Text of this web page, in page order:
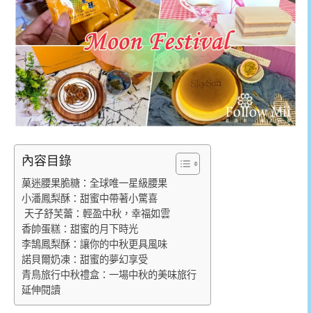
內容目錄
菓迷腰果脆糖：全球唯一星級腰果
小潘鳳梨酥：甜蜜中帶著小驚喜
天子舒芙蕾：輕盈中秋，幸福如雲
香帥蛋糕：甜蜜的月下時光
李鵠鳳梨酥：讓你的中秋更具風味
諾貝爾奶凍：甜蜜的夢幻享受
青鳥旅行中秋禮盒：一場中秋的美味旅行
延伸閱讀